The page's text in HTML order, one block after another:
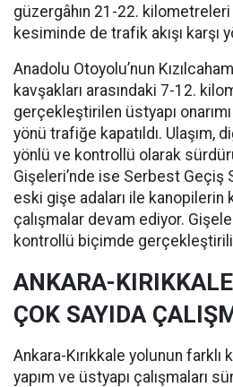
güzergâhın 21-22.
kesiminde de trafik akışı karşı
Anadolu Otoyolu’nun
kavşakları arasındaki 7-12.
gerçekleştirilen üstyapı
yönü trafiğe kapatıldı.
yönlü ve kontrollü olarak
Gişeleri’nde ise Serbest Geçiş
eski gişe adaları ile kanopilerin
çalışmalar devam ediyor.
kontrollü biçimde
ANKARA-
ÇOK SAYIDA
Ankara-Kırıkkale yolunun farklı
yapım ve üstyapı çalışmaları